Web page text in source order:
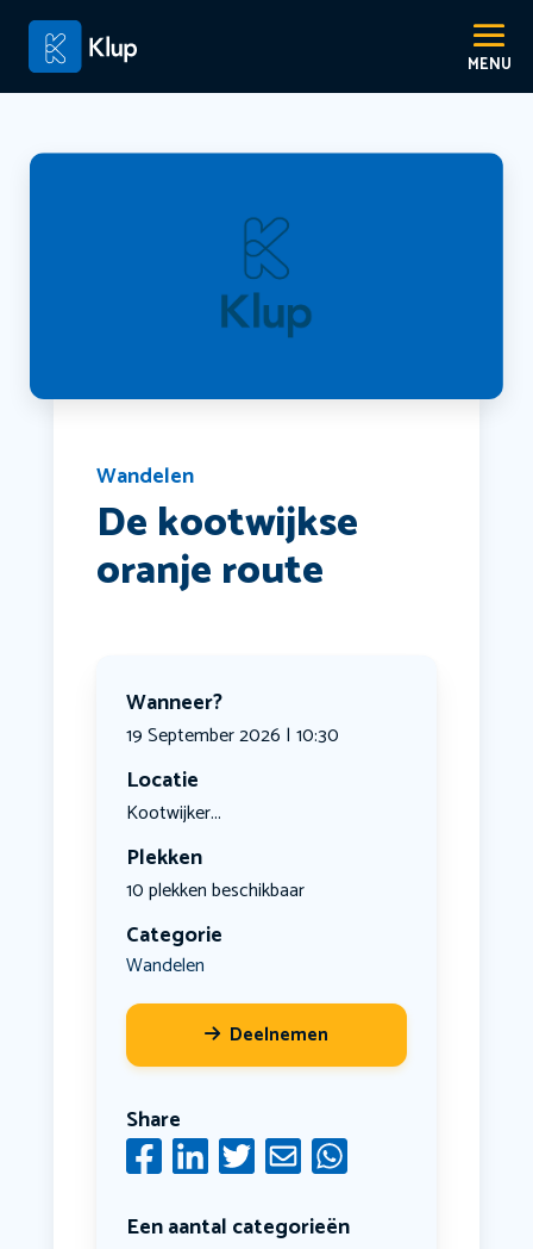
Wandelen
De kootwijkse
oranje route
Wanneer?
19 September 2026 | 10:30
Locatie
Kootwijker...
Plekken
10 plekken beschikbaar
Categorie
Wandelen
Deelnemen
Share
Een aantal categorieën